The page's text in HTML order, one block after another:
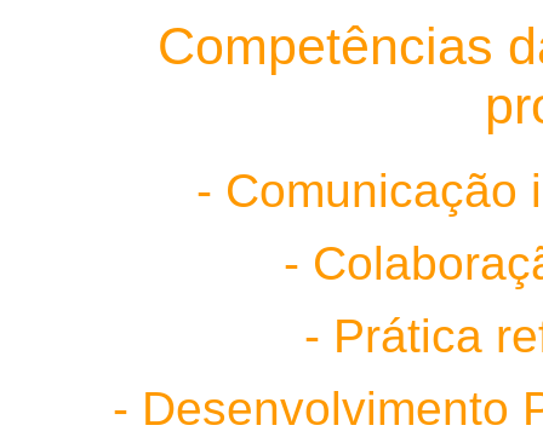
Competências
- Comunicação
-
- Prática
- Desenvolvimento